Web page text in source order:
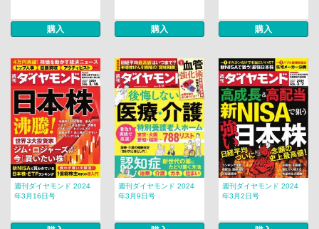
購入 購入 購入
週刊ダイヤモンド 2024
年3月16日号
週刊ダイヤモンド 2024
年3月9日号
週刊ダイヤモンド 2024
年3月2日号